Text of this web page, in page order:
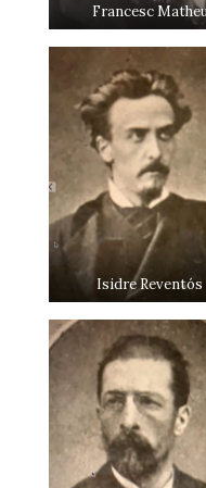
Francesc
Isidre Reventós